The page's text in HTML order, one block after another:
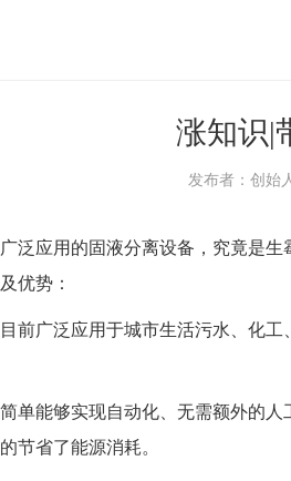
涨知识|
发布者：创始
应用的固液分离设备，究竟是生
优势：
广泛应用于城市生活污水、化工
能够实现自动化、无需额外的人
节省了能源消耗。